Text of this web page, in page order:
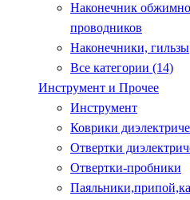
Наконечник
проводников
Наконечники, гильзы
Все категории (14)
Инструмент и Прочее
Инструмент
Коврики
Отвертки
Отвертки-пробники